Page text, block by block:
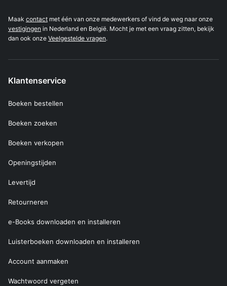
Maak contact met één van onze medewerkers of vind de weg naar onze
vestigingen in Nederland en België. Mocht je met een vraag zitten, bekijk
dan ook onze Veelgestelde vragen.
Klantenservice
Boeken bestellen
Boeken zoeken
Boeken verkopen
Openingstijden
Levertijd
Retourneren
e-Books downloaden en installeren
Luisterboeken downloaden en installeren
Account aanmaken
Wachtwoord vergeten